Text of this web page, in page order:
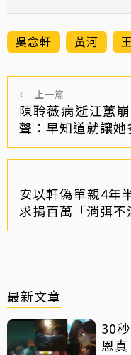
吳念軒 黃河
← 上一篇
陳聆薇病逝江蕙
聲：早知道就讓她
安以軒偽單親4年
求捐百萬「消弭不
最新文章
30
恩